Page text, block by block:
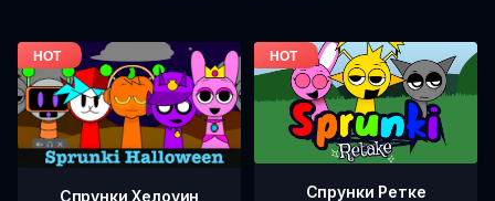
Спрунки Хелоуин Спрунки Ретке